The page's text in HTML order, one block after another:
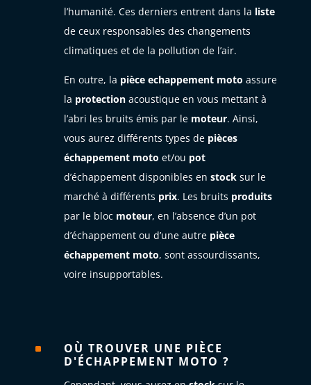
l’humanité. Ces derniers entrent dans la liste
de ceux responsables des changements
climatiques et de la pollution de l’air.
En outre, la pièce echappement moto assure
la protectionacoustique en vous mettant à
l’abri les bruits émis par le moteur. Ainsi,
vous aurez différents types de pièces
échappement moto et/ou pot
d’échappement disponibles en stocksur le
marché à différents prix. Les bruits produits
par le bloc moteur, en l’absence d’un pot
d’échappement ou d’une autre pièce
échappement moto, sont assourdissants,
voire insupportables.
^
OÙ TROUVER UNE PIÈCE
D'ÉCHAPPEMENT MOTO ?